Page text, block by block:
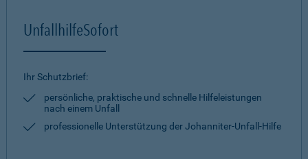
UnfallhilfeSofort
Ihr Schutzbrief:
persönliche, praktische und schnelle Hilfeleistungen
nach einem Unfall
professionelle Unterstützung der Johanniter-Unfall-Hilfe